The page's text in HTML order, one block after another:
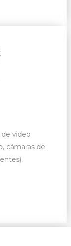
video
cámaras de